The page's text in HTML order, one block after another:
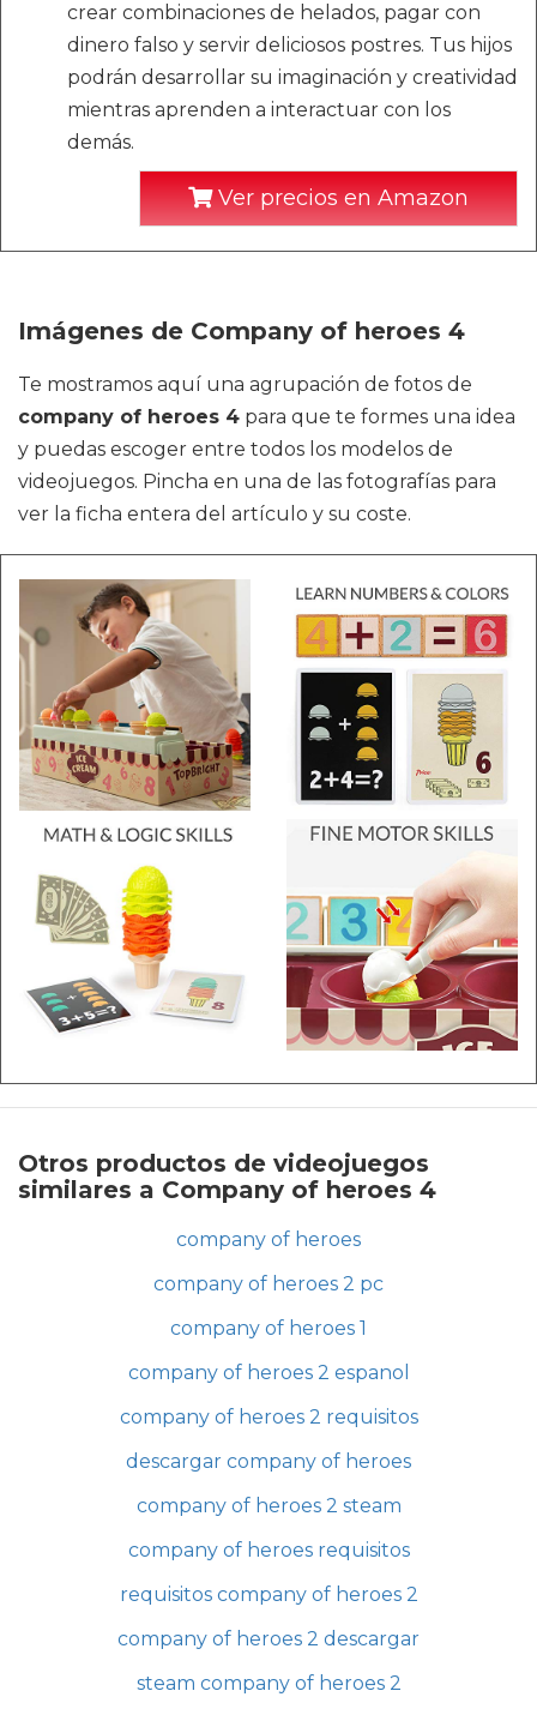
crear combinaciones de helados, pagar con
dinero falso y servir deliciosos postres. Tus hijos
podrán desarrollar su imaginación y creatividad
mientras aprenden a interactuar con los
demás.
Ver precios en Amazon
Imágenes de Company of heroes 4
Te mostramos aquí una agrupación de fotos de
company of heroes 4 para que te formes una idea
y puedas escoger entre todos los modelos de
videojuegos. Pincha en una de las fotografías para
ver la ficha entera del artículo y su coste.
Otros productos de videojuegos
similares a Company of heroes 4
company of heroes
company of heroes 2 pc
company of heroes 1
company of heroes 2 espanol
company of heroes 2 requisitos
descargar company of heroes
company of heroes 2 steam
company of heroes requisitos
requisitos company of heroes 2
company of heroes 2 descargar
steam company of heroes 2